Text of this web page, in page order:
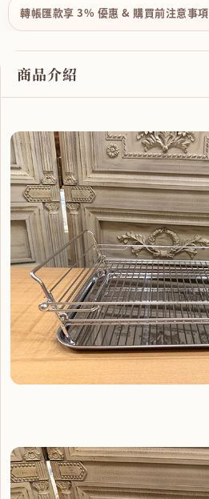
轉帳匯款享 3% 優惠 & 購買前注意事項
商品介紹